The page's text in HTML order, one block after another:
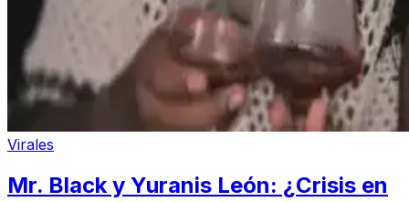
Virales
Mr. Black y Yuranis León: ¿Crisis en